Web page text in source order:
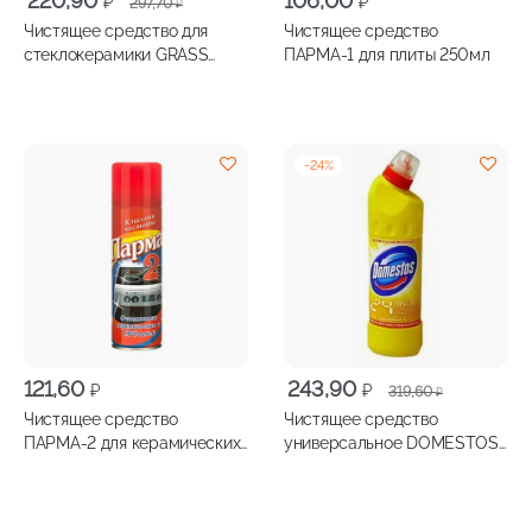
₽
цена
составляла
цена:
220,90 ₽.
Чистящее средство для
стеклокерамики GRASS
Чистящее средство
ПАРМА-1 для плиты 250мл
121,60 ₽
Чистящее средство
ПАРМА-2 для керамических
-24%
319,60₽
Первоначальная
цена
составляла
243,90 ₽
Текущая
цена:
243,90 ₽.
Чистящее средство
универсальное DOMESTOS